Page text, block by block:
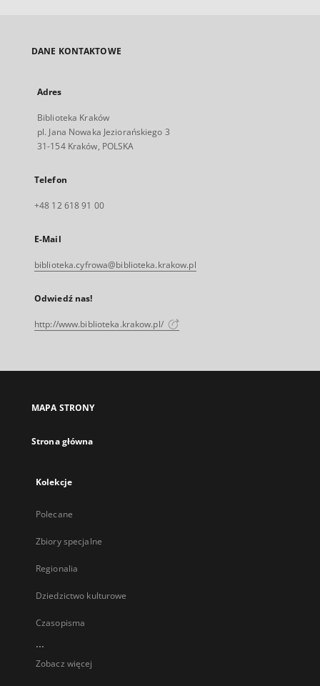
DANE KONTAKTOWE
Adres
Biblioteka Kraków
pl. Jana Nowaka Jeziorańskiego 3
31-154 Kraków, POLSKA
Telefon
+48 12 618 91 00
E-Mail
biblioteka.cyfrowa@biblioteka.krakow.pl
Odwiedź nas!
http://www.biblioteka.krakow.pl/
MAPA STRONY
Strona główna
Kolekcje
Polecane
Zbiory specjalne
Regionalia
Dziedzictwo kulturowe
Czasopisma
...
Zobacz więcej